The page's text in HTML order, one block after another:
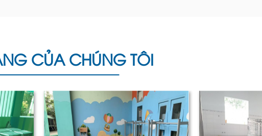
CỦA CHÚNG TÔI